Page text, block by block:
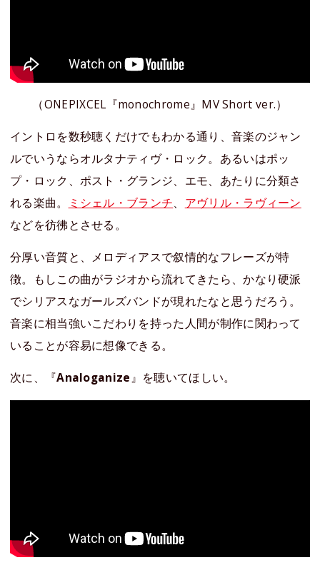
（ONEPIXCEL『monochrome』MV Short ver.）
イントロを数秒聴くだけでもわかる通り、音楽のジャン
ルでいうならオルタナティヴ・ロック。あるいはポッ
プ・ロック、ポスト・グランジ、エモ、あたりに分類さ
れる楽曲。
ミシェル・ブランチ、 アヴリル・ラヴィーン
などを彷彿とさせる。
分厚い音質と、メロディアスで叙情的なフレーズが特
徴。もしこの曲がラジオから流れてきたら、かなり硬派
でシリアスなガールズバンドが現れたなと思うだろう。
音楽に相当強いこだわりを持った人間が制作に関わって
いることが容易に想像できる。
次に、『Analoganize』を聴いてほしい。